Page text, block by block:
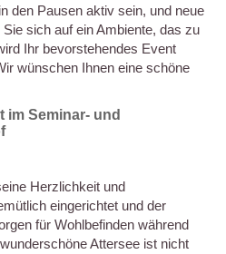
den Pausen aktiv sein, und neue
sich auf ein Ambiente, das zu
Ihr bevorstehendes Event
wünschen Ihnen eine schöne
im Seminar- und
Herzlichkeit und
eingerichtet und der
für Wohlbefinden während
Attersee ist nicht